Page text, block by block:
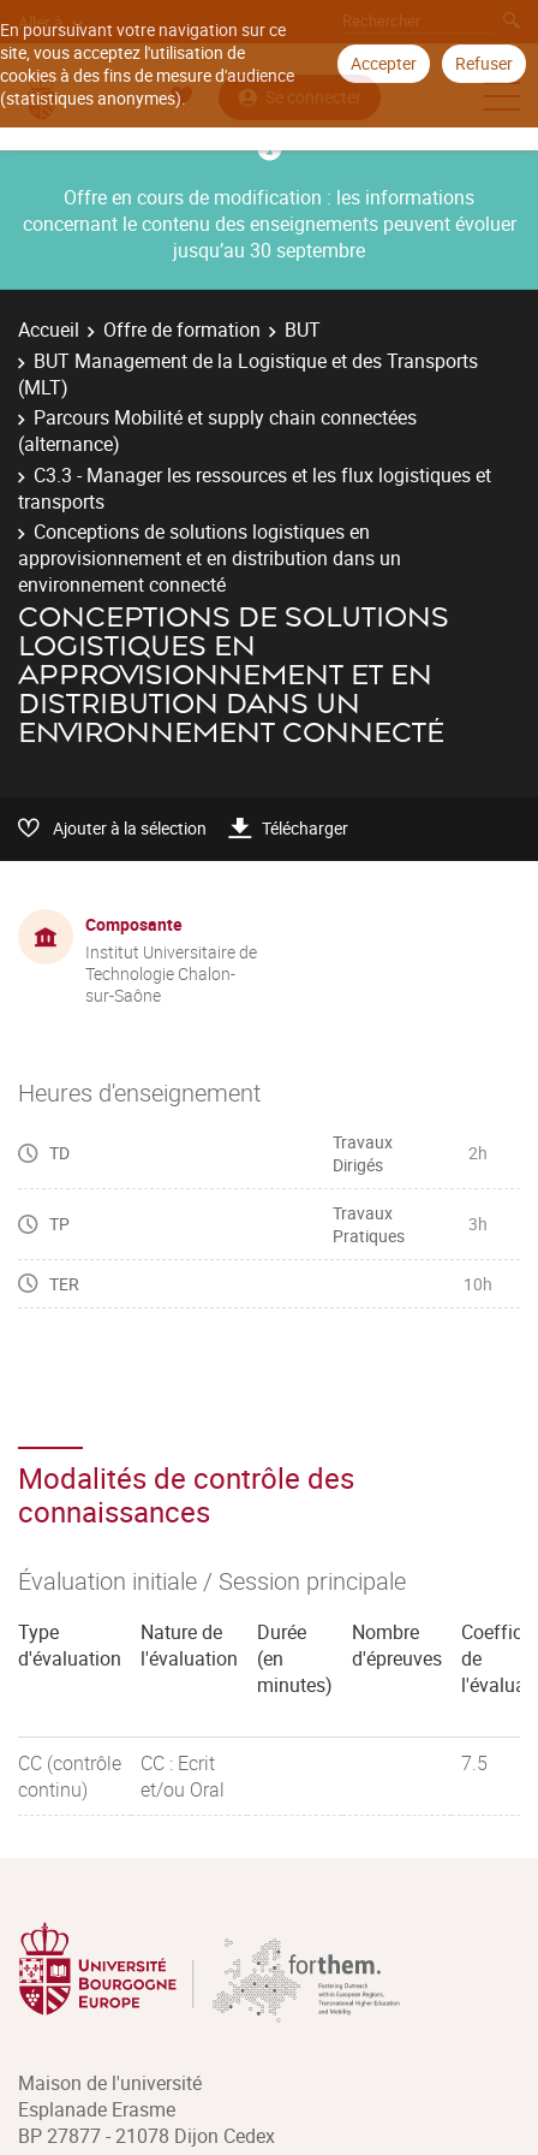
En poursuivant votre navigation sur ce
site, vous acceptez l'utilisation de
cookies à des fins de mesure d'audience
(statistiques anonymes).
Accepter Refuser
Aller à
Se connecter
Offre en cours de modification : les informations
concernant le contenu des enseignements peuvent évoluer
jusqu’au 30 septembre
Accueil Offre de formation
BUT
BUT Management de la Logistique et des Transports
(MLT)
Parcours Mobilité et supply chain connectées
(alternance)
C3.3 - Manager les ressources et les flux logistiques et
transports
Conceptions de solutions logistiques en
approvisionnement et en distribution dans un
environnement connecté
CONCEPTIONS DE SOLUTIONS
LOGISTIQUES EN
APPROVISIONNEMENT ET EN
DISTRIBUTION DANS UN
ENVIRONNEMENT CONNECTÉ
Ajouter à la sélection Télécharger
Composante
Institut Universitaire de
Technologie Chalon-
sur-Saône
Heures d'enseignement
TD
Travaux
Dirigés
2h
TP
Travaux
Pratiques
3h
TER 10h
Modalités de contrôle des
connaissances
Évaluation initiale / Session principale
Type
d'évaluation
Nature de
l'évaluation
Durée
(en
minutes)
Nombre
d'épreuves
de
CC (contrôle
continu)
CC : Ecrit
et/ou Oral
7.5
Maison de l'université
Esplanade Erasme
BP 27877 - 21078 Dijon Cedex